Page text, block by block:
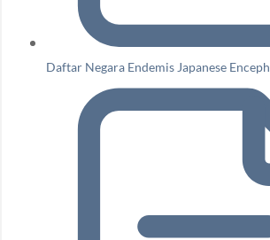
Daftar Negara Endemis Japanese